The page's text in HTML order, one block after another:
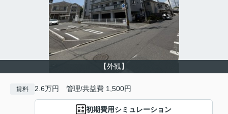
【外観】
賃料 2.6万円 管理/共益費 1,500円
初期費用シミュレーション